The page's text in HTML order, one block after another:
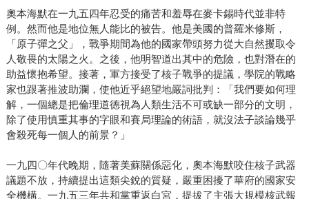
奧本海默在一九五四年忍受的痛苦和羞辱在麥卡錫時代並非特
例。然而他是地位無人能比的被告。他是美國的普羅米修斯，
「原子彈之父」，戰爭期間為他的國家帶頭努力從大自然攫取令
人敬畏的太陽之火。之後，他明智道出其中的危險，也對潛在的
助益懷抱希望。接著，軍方接受了核子戰爭的提議，學院的戰略
家也跟著推波助瀾，使他近乎絕望地嚴詞批判：「我們要如何理
解，一個總是把倫理道德視為人類生活不可或缺一部分的文明，
除了使用慎重其事的字眼和賽局理論的術語，就沒法子談論幾乎
會殺死每一個人的前景？」
一九四〇年代晚期，隨著美蘇關係惡化，奧本海默咬住核子武器
議題不放，持續提出這類尖銳的質疑，嚴重困擾了華府的國家安
全機構。一九五三年共和黨重返白宮，提拔了主張大規模核武報